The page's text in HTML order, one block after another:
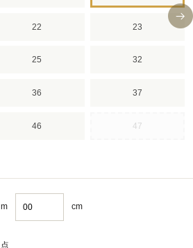
22 23
25 32
36 37
46 47
m cm
点